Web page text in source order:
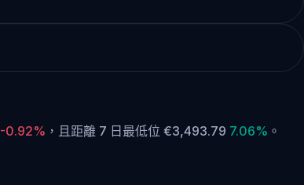
-0.92% ， 且距離 7 日最低位 €3,493.79 7.06% 。